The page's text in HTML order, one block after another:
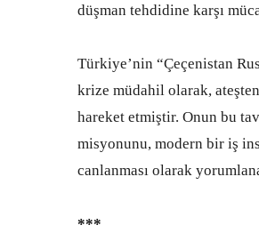
düşman tehdidine karşı
Türkiye’nin “Çeçenistan
krize müdahil olarak,
hareket etmiştir. Onun bu
misyonunu, modern bir iş
canlanması olarak
***